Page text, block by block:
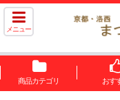
メニュー
商品カテゴリ おす